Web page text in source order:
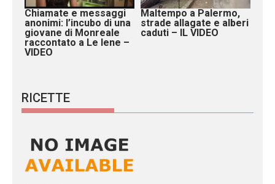
Chiamate e messaggi
anonimi: l’incubo di una
giovane di Monreale
raccontato a Le Iene –
VIDEO
Maltempo a Palermo,
strade allagate e alberi
caduti – IL VIDEO
RICETTE